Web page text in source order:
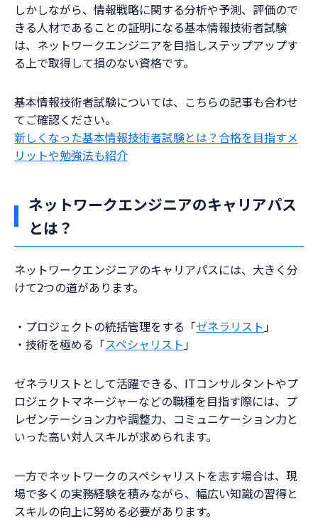
しかしながら、情報戦略に関する分析や予測、評価ので
きる人材であることの証明になる基本情報技術者試験
は、ネットワークエンジニアを目指しステップアップす
る上で取得して損のない資格です。
基本情報技術者試験については、こちらの記事も合わせ
てご確認ください。
新しくなった基本情報技術者試験とは？合格を目指すメ
リットや勉強法も紹介
ネットワークエンジニアのキャリアパス
とは？
ネットワークエンジニアのキャリアパスには、大きく分
けて2つの道があります。
・プロジェクトの統括管理をする「ゼネラリスト」
・技術を極める「スペシャリスト」
ゼネラリストとして活躍できる、ITコンサルタントやプ
ロジェクトマネージャーなどの職種を目指す際には、プ
レゼンテーション力や調整力、コミュニケーション力と
いった高い対人スキルが求められます。
一方でネットワークのスペシャリストを志す場合は、現
場で多くの実務経験を積みながら、幅広い知識の習得と
スキルの向上に努める必要があります。